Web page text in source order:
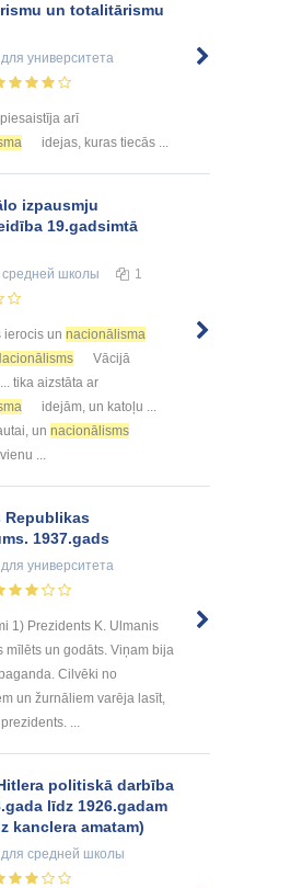
un totalitārismu
для университета
arī
idejas, kuras tiecās ...
izpausmju
19.gadsimtā
средней школы 1
ierocis un nacionālisma
Vācijā
tika aizstāta ar
idejām, un katoļu ...
un nacionālisms
...
Republikas
1937.gads
для университета
1) Prezidents K. Ulmanis
mīlēts un godāts. Viņam bija
Cilvēki no
un žurnāliem varēja lasīt,
...
politiskā darbība
līdz 1926.gadam
kanclera amatam)
для средней школы